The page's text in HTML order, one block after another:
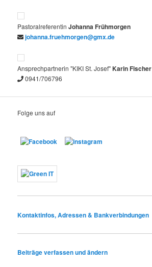
PastoralreferentinJohannaFrühmorgen
johanna.fruehmorgen@gmx.de
Ansprechpartnerin "KIKI St. Josef"KarinFischer
0941/706796
Folge uns auf
Kontaktinfos, Adressen & Bankverbindungen
Beiträge verfassen und ändern